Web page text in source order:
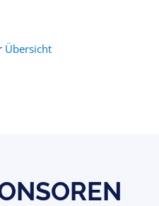
Übersicht